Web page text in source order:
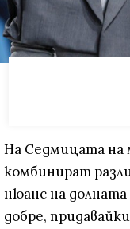
На Седмицата на
комбинират
нюанс на
добре,